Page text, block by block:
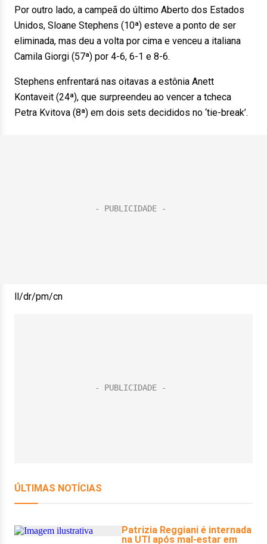
Por outro lado, a campeã do último Aberto dos Estados
Unidos, Sloane Stephens (10ª) esteve a ponto de ser
eliminada, mas deu a volta por cima e venceu a italiana
Camila Giorgi (57ª) por 4-6, 6-1 e 8-6.
Stephens enfrentará nas oitavas a estônia Anett
Kontaveit (24ª), que surpreendeu ao vencer a tcheca
Petra Kvitova (8ª) em dois sets decididos no ‘tie-break’.
ll/dr/pm/cn